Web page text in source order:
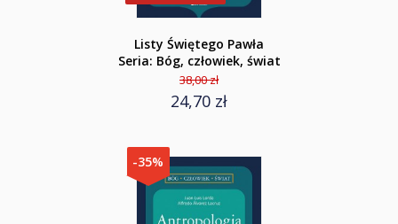
Listy Świętego Pawła
Seria: Bóg, człowiek, świat
38,00 zł
24,70 zł
-35%